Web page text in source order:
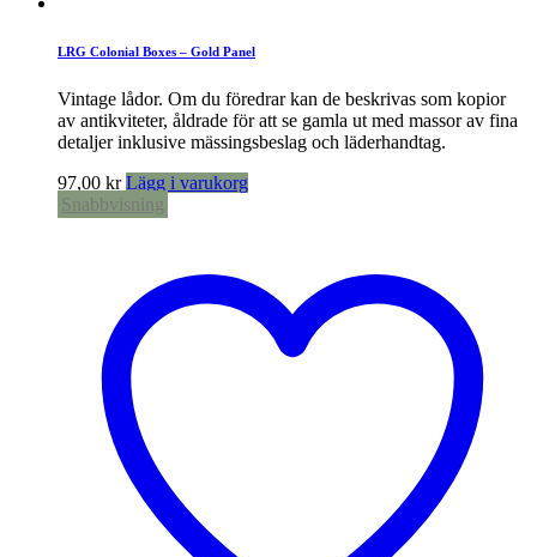
LRG Colonial Boxes – Gold Panel
Vintage lådor. Om du föredrar kan de beskrivas som kopior
av antikviteter, åldrade för att se gamla ut med massor av fina
detaljer inklusive mässingsbeslag och läderhandtag.
97,00 kr Lägg i varukorg
Snabbvisning